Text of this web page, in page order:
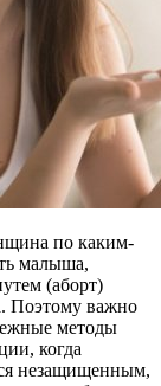
по каким-
малыша,
(аборт)
Поэтому важно
методы
когда
незащищенным,